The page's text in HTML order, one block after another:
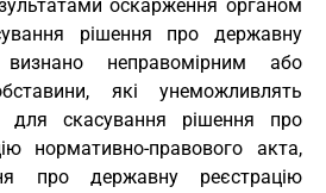
оскарження органом
рішення про державну
неправомірним або
які унеможливлять
для скасування рішення про
нормативно-правового акта,
про державну реєстрацію